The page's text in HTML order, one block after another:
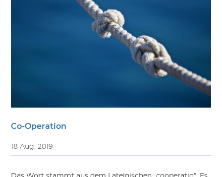
Co-Operation
18 Aug. 2019